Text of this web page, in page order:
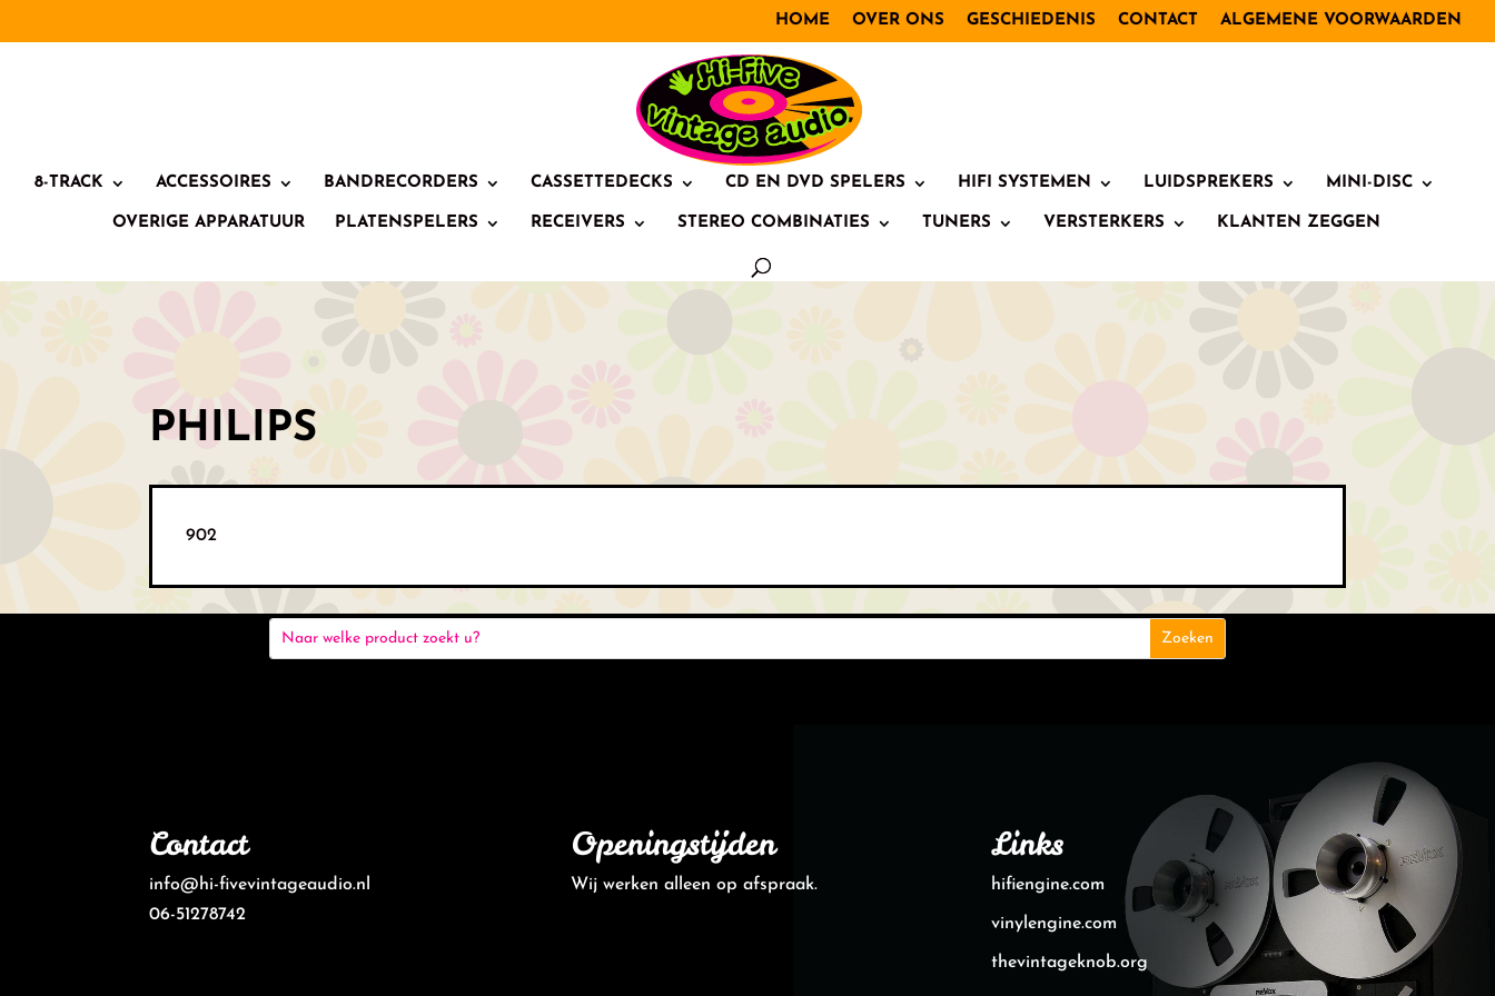
HOME OVER ONS GESCHIEDENIS CONTACT ALGEMENE VOORWAARDEN
8-TRACK ACCESSOIRES BANDRECORDERS CASSETTEDECKS CD EN DVD SPELERS HIFI SYSTEMEN LUIDSPREKERS MINI-DISC
OVERIGE APPARATUUR PLATENSPELERS RECEIVERS STEREO COMBINATIES TUNERS VERSTERKERS KLANTEN ZEGGEN
PHILIPS
902
Contact
info@hi-fivevintageaudio.nl
06-51278742
Openingstijden
Wij werken alleen op afspraak.
Links
hifiengine.com
vinylengine.com
thevintageknob.org